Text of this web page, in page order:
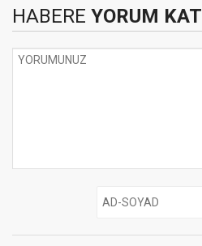
HABERE YORUM KAT